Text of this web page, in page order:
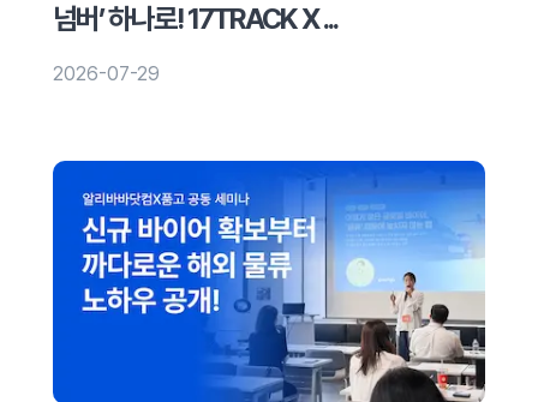
넘버’ 하나로! 17TRACK X ...
2026-07-29